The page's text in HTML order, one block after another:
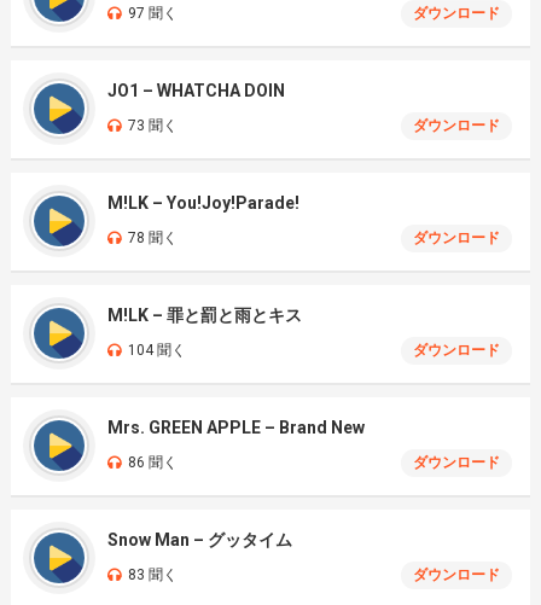
97 聞く ダウンロード
JO1 – WHATCHA DOIN
73 聞く ダウンロード
M!LK – You!Joy!Parade!
78 聞く ダウンロード
M!LK – 罪と罰と雨とキス
104 聞く ダウンロード
Mrs. GREEN APPLE – Brand New
86 聞く ダウンロード
Snow Man – グッタイム
83 聞く ダウンロード